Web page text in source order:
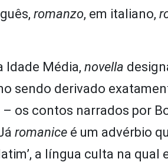
romanzo, em italiano,
Idade Média, novella
sendo derivado
os contos narrados por
romanice é um advérbio
latim’, a língua culta na